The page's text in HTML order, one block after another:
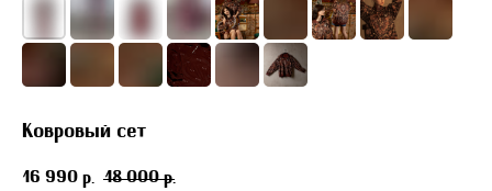
Ковровый сет
16 990 р. 18 000 р.